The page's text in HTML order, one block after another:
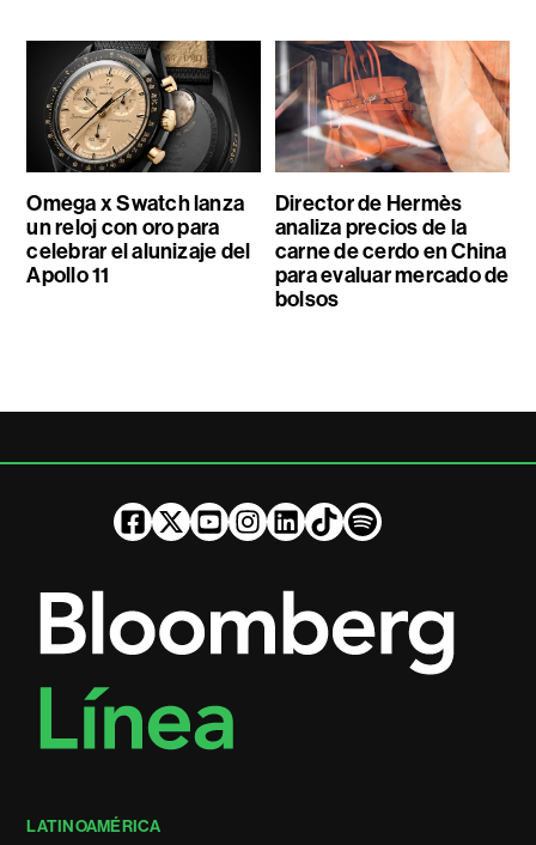
Omega x Swatch lanza
un reloj con oro para
celebrar el alunizaje del
Apollo 11
Director de Hermès
analiza precios de la
carne de cerdo en China
para evaluar mercado de
bolsos
LATINOAMÉRICA